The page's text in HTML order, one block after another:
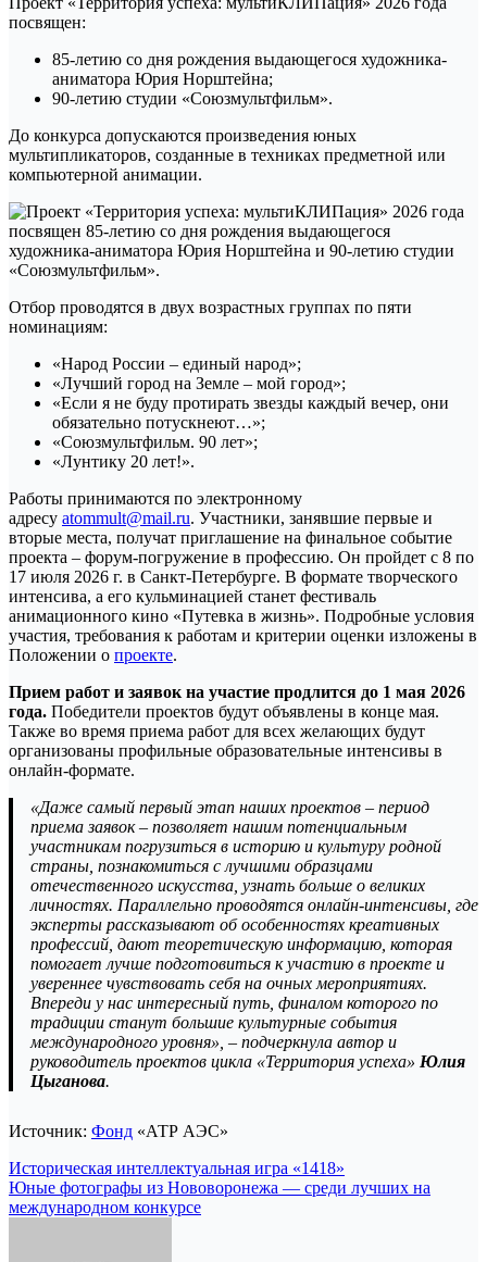
посвящен:
85-летию со дня рождения выдающегося художника-
аниматора Юрия Норштейна;
90-летию студии «Союзмультфильм».
До конкурса допускаются произведения юных
мультипликаторов, созданные в техниках предметной или
компьютерной анимации.
Отбор проводятся в двух возрастных группах по пяти
номинациям:
«Народ России – единый народ»;
«Лучший город на Земле – мой город»;
«Если я не буду протирать звезды каждый вечер, они
обязательно потускнеют…»;
«Союзмультфильм. 90 лет»;
«Лунтику 20 лет!».
Работы принимаются по электронному
адресу atommult@mail.ru. Участники, занявшие первые и
вторые места, получат приглашение на финальное событие
проекта – форум-погружение в профессию. Он пройдет с 8 по
17 июля 2026 г. в Санкт-Петербурге. В формате творческого
интенсива, а его кульминацией станет фестиваль
анимационного кино «Путевка в жизнь». Подробные условия
участия, требования к работам и критерии оценки изложены в
Положении о проекте.
Прием работ и заявок на участие продлится до 1 мая 2026
года. Победители проектов будут объявлены в конце мая.
Также во время приема работ для всех желающих будут
организованы профильные образовательные интенсивы в
онлайн-формате.
«Даже самый первый этап наших проектов – период
приема заявок – позволяет нашим потенциальным
участникам погрузиться в историю и культуру родной
страны, познакомиться с лучшими образцами
отечественного искусства, узнать больше о великих
личностях. Параллельно проводятся онлайн-интенсивы, где
эксперты рассказывают об особенностях креативных
профессий, дают теоретическую информацию, которая
помогает лучше подготовиться к участию в проекте и
увереннее чувствовать себя на очных мероприятиях.
Впереди у нас интересный путь, финалом которого по
традиции станут большие культурные события
международного уровня», – подчеркнула автор и
руководитель проектов цикла «Территория успеха» Юлия
Цыганова.
Источник: Фонд «АТР АЭС»
Навигация
по
Историческая интеллектуальная игра «1418»
Юные фотографы из Нововоронежа — среди лучших на
международном конкурсе